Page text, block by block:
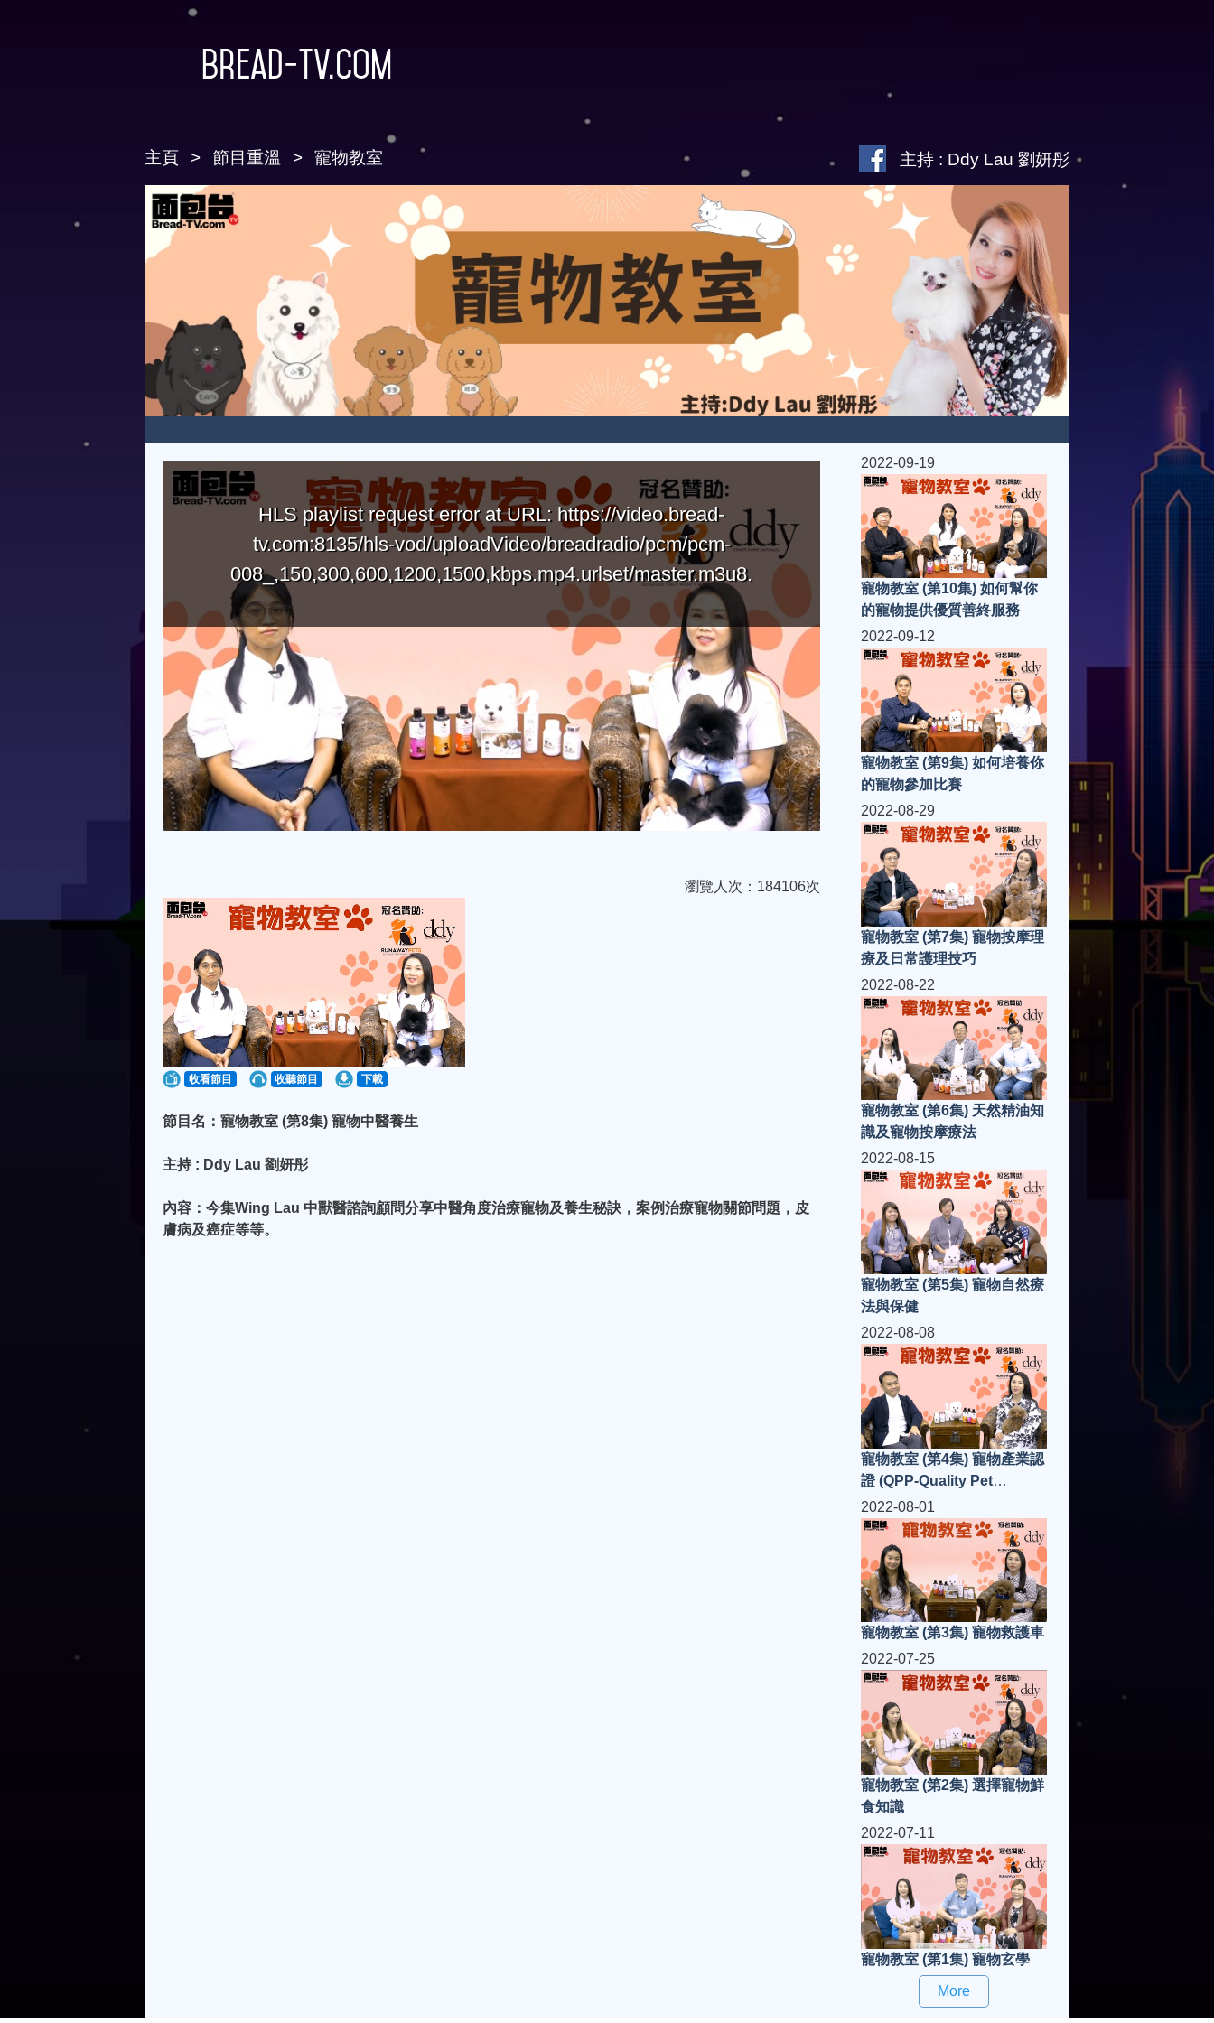
Bread-TV.com
主頁 節目重溫 寵物教室 主持 : Ddy Lau 劉妍彤
HLS playlist request error at URL: https://video.bread-
tv.com:8135/hls-vod/uploadVideo/breadradio/pcm/pcm-
008_,150,300,600,1200,1500,kbps.mp4.urlset/master.m3u8.
瀏覽人次：184106次
收看節目 收聽節目 下載
節目名：寵物教室 (第8集) 寵物中醫養生
主持 : Ddy Lau 劉妍彤
內容：今集Wing Lau 中獸醫諮詢顧問分享中醫角度治療寵物及養生秘訣，案例治療寵物關節問題，皮
膚病及癌症等等。
2022-09-19
寵物教室 (第10集) 如何幫你
的寵物提供優質善終服務
2022-09-12
寵物教室 (第9集) 如何培養你
的寵物參加比賽
2022-08-29
寵物教室 (第7集) 寵物按摩理
療及日常護理技巧
2022-08-22
寵物教室 (第6集) 天然精油知
識及寵物按摩療法
2022-08-15
寵物教室 (第5集) 寵物自然療
法與保健
2022-08-08
寵物教室 (第4集) 寵物產業認
證 (QPP-Quality Pet
Protection)
2022-08-01
寵物教室 (第3集) 寵物救護車
2022-07-25
寵物教室 (第2集) 選擇寵物鮮
食知識
2022-07-11
寵物教室 (第1集) 寵物玄學
More